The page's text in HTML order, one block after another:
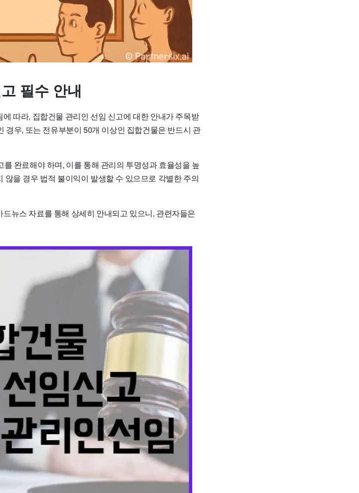
필수 안내
따라, 집합건물 관리인 선임 신고에 대한 안내가 주목받
경우, 또는 전유부분이 50개 이상인 집합건물은 반드시 관
완료해야 하며, 이를 통해 관리의 투명성과 효율성을 높
을 경우 법적 불이익이 발생할 수 있으므로 각별한 주의
뉴스 자료를 통해 상세히 안내되고 있으니, 관련자들은